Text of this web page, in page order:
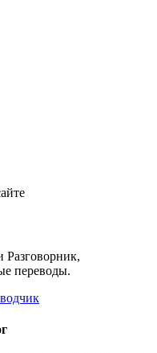
Разговорник,
переводы.